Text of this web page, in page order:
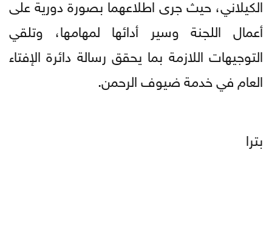
أعمال اللجنة وسير أدائها لمهامها، وتلقي
التوجيهات اللازمة بما يحقق رسالة دائرة الإفتاء
العام في خدمة ضيوف الرحمن.
بترا